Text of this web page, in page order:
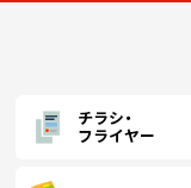
チラシ・
フライヤー
ユーザー登録ログイン